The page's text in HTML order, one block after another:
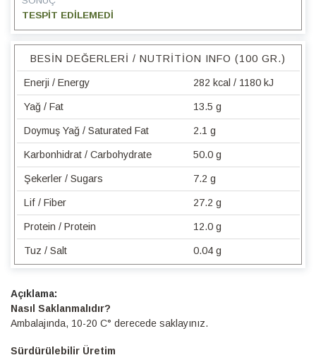
TESPİT EDİLEMEDİ
BESIN DEĞERLERI / NUTRITION INFO (100 GR.)
Enerji / Energy 282 kcal / 1180 kJ
Yağ / Fat 13.5 g
Doymuş Yağ / Saturated Fat 2.1 g
Karbonhidrat / Carbohydrate 50.0 g
Şekerler / Sugars 7.2 g
Lif / Fiber 27.2 g
Protein / Protein 12.0 g
Tuz / Salt 0.04 g
Detaylı
Bilgi
Nasıl Saklanmalıdır?
Ambalajında, 10-20 C° derecede saklayınız.
Sürdürülebilir Üretim